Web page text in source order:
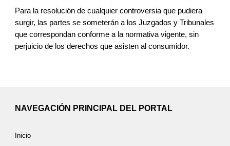
Para la resolución de cualquier controversia que pudiera
surgir, las partes se someterán a los Juzgados y Tribunales
que correspondan conforme a la normativa vigente, sin
perjuicio de los derechos que asisten al consumidor.
NAVEGACIÓN PRINCIPAL DEL PORTAL
Inicio